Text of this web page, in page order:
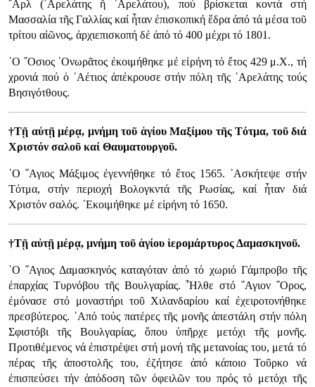
῎Αρλ (᾿Αρελάτης ἤ ᾿Αρελάτου), πού βρίσκεται κοντά στή
Μασσαλία τῆς Γαλλίας καί ἦταν ἐπισκοπική ἕδρα ἀπό τά μέσα τοῦ
τρίτου αἰῶνος, ἀρχιεπισκοπή δέ ἀπό τό 400 μέχρι τό 1801.
῾Ο ῞Οσιος ᾿Ονωρᾶτος ἐκοιμήθηκε μέ εἰρήνη τό ἔτος 429 μ.Χ., τή
χρονιά πού ὁ ᾿Αέτιος ἀπέκρουσε στήν πόλη τῆς ᾿Αρελάτης τούς
Βησιγότθους.
†Τῇ αὐτῇ μέρᾳ, μνήμη τοῦ ἁγίου Μαξίμου τῆς Τότμα, τοῦ διά
Χριστόν σαλοῦ καί Θαυματουργοῦ.
῾Ο ῞Αγιος Μάξιμος ἐγεννήθηκε τό ἔτος 1565. ᾿Ασκήτεψε στήν
Τότμα, στήν περιοχή Βολογκντά τῆς Ρωσίας, καί ἦταν διά
Χριστόν σαλός. ᾿Εκοιμήθηκε μέ εἰρήνη τό 1650.
†Τῇ αὐτῇ μέρᾳ, μνήμη τοῦ ἁγίου ἱερομάρτυρος Δαμασκηνοῦ.
῾Ο ῞Αγιος Δαμασκηνός καταγόταν ἀπό τό χωριό Γάμπροβο τῆς
ἐπαρχίας Τυρνόβου τῆς Βουλγαρίας. ῏Ηλθε στό ῞Αγιον ῎Ορος,
ἐμόνασε στό μοναστήρι τοῦ Χιλανδαρίου καί ἐχειροτονήθηκε
πρεσβύτερος. ᾿Από τούς πατέρες τῆς μονῆς ἀπεστάλη στήν πόλη
Σφιστόβι τῆς Βουλγαρίας, ὅπου ὑπῆρχε μετόχι τῆς μονῆς.
Προτιθέμενος νά ἐπιστρέψει στή μονή τῆς μετανοίας του, μετά τό
πέρας τῆς ἀποστολῆς του, ἐζήτησε ἀπό κάποιο Τοῦρκο νά
ἐπισπεύσει τήν ἀπόδοση τῶν ὀφειλῶν του πρός τό μετόχι τῆς